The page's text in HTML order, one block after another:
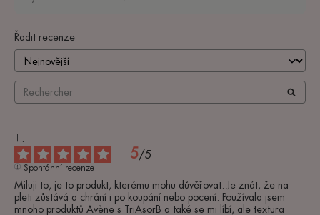
Řadit recenze
5/5
Spontánní recenze
Miluji to, je to produkt, kterému mohu důvěřovat. Je znát, že na
pleti zůstává a chrání i po koupání nebo pocení. Používala jsem
mnoho produktů Avène s TriAsorB a také se mi líbí, ale textura